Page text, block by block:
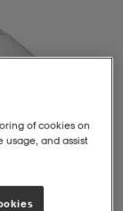
of cookies on
usage, and assist